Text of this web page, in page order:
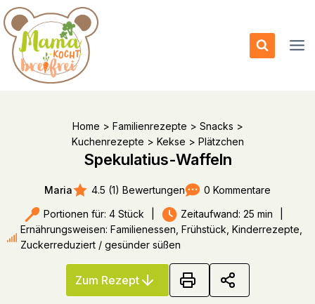
Zum
Inhalt
springen
Home > Familienrezepte > Snacks >
Kuchenrezepte > Kekse > Plätzchen
Spekulatius-Waffeln
Maria 4.5 (1) Bewertungen 0 Kommentare
Portionen für: 4 Stück Zeitaufwand: 25 min
Ernährungsweisen: Familienessen, Frühstück, Kinderrezepte,
Zuckerreduziert / gesünder süßen
Zum Rezept